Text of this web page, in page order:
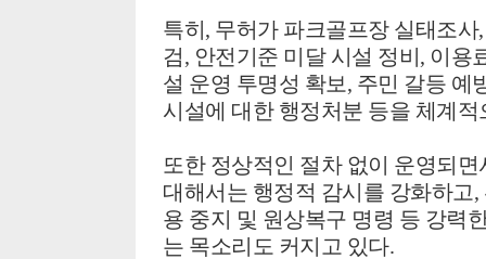
특히, 무허가 파크골프장 실태조
검, 안전기준 미달 시설 정비, 이용
설 운영 투명성 확보, 주민 갈등 예
시설에 대한 행정처분 등을 체계
또한 정상적인 절차 없이 운영되
대해서는 행정적 감시를 강화하고
용 중지 및 원상복구 명령 등 강력
는 목소리도 커지고 있다.